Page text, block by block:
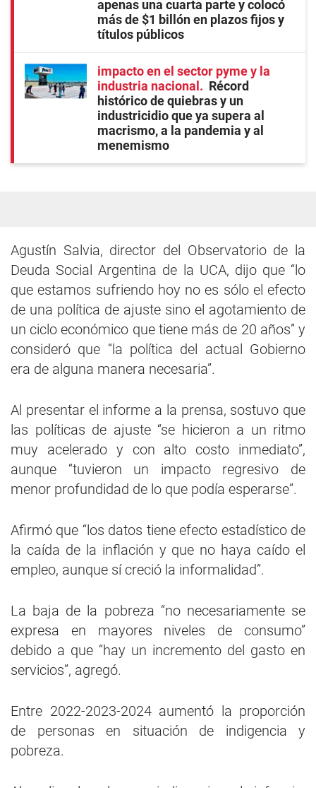
apenas una cuarta parte y colocó
más de $1 billón en plazos fijos y
títulos públicos
impacto en el sector pyme y la
industria nacional
Récord
histórico de quiebras y un
industricidio que ya supera al
macrismo, a la pandemia y al
menemismo
Agustín Salvia, director del Observatorio de la
Deuda Social Argentina de la UCA, dijo que “lo
que estamos sufriendo hoy no es sólo el efecto
de una política de ajuste sino el agotamiento de
un ciclo económico que tiene más de 20 años” y
consideró que “la política del actual Gobierno
era de alguna manera necesaria”.
Al presentar el informe a la prensa, sostuvo que
las políticas de ajuste “se hicieron a un ritmo
muy acelerado y con alto costo inmediato”,
aunque “tuvieron un impacto regresivo de
menor profundidad de lo que podía esperarse”.
Afirmó que “los datos tiene efecto estadístico de
la caída de la inflación y que no haya caído el
empleo, aunque sí creció la informalidad”.
La baja de la pobreza “no necesariamente se
expresa en mayores niveles de consumo”
debido a que “hay un incremento del gasto en
servicios”, agregó.
Entre 2022-2023-2024 aumentó la proporción
de personas en situación de indigencia y
pobreza.